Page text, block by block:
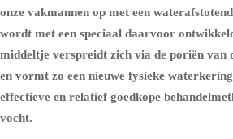
onze vakmannen op met een
wordt met een speciaal daarvoor
middeltje verspreidt zich via de poriën van
en vormt zo een nieuwe fysieke
effectieve en relatief goedkope
vocht.